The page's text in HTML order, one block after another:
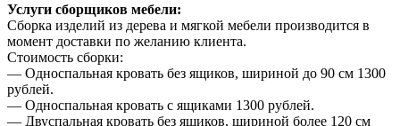
Услуги сборщиков мебели:
Сборка изделий из дерева и мягкой мебели производится в
момент доставки по желанию клиента.
Стоимость сборки:
— Односпальная кровать без ящиков, шириной до 90 см 1300
рублей.
— Односпальная кровать с ящиками 1300 рублей.
— Двуспальная кровать без ящиков, шириной более 120 см